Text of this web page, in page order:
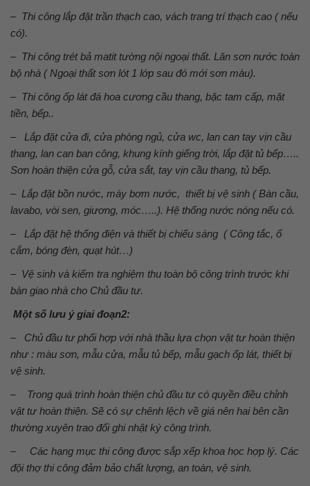
– Thi công lắp đặt trần thạch cao, vách trang trí thạch cao ( nếu
có).
– Thi công trét bả matit tường nội ngoại thất. Lăn sơn nước toàn
bộ nhà ( Ngoại thất sơn lót 1 lớp sau đó mới sơn màu).
– Thi công ốp lát đá hoa cương cầu thang, bặc tam cấp, mặt
tiền, bếp..
– Lắp đặt cửa đi, cửa phòng ngủ, cửa wc, lan can tay vịn cầu
thang, lan can ban công, khung kính giếng trời, lắp đặt tủ bếp…..
Sơn hoàn thiện cửa gỗ, cửa sắt, tay vịn cầu thang, tủ bếp.
– Lắp đặt bồn nước, máy bơm nước, thiết bị vệ sinh ( Bàn cầu,
lavabo, vòi sen, giương, móc…..). Hệ thống nước nóng nếu có.
– Lắp đặt hệ thống điện và thiết bị chiếu sáng ( Công tắc, ổ
cắm, bóng đèn, quạt hút…)
– Vệ sinh và kiểm tra nghiệm thu toàn bộ công trình trước khi
bàn giao nhà cho Chủ đầu tư.
Một số lưu ý giai đoạn2:
– Chủ đầu tư phối hợp với nhà thầu lựa chọn vật tư hoàn thiện
như : màu sơn, mẫu cửa, mẫu tủ bếp, mẫu gạch ốp lát, thiết bị
vệ sinh.
– Trong quá trình hoàn thiện chủ đầu tư có quyền điều chỉnh
vật tư hoàn thiện. Sẽ có sự chênh lệch về giá nên hai bên cần
thường xuyên trao đổi ghi nhật ký công trình.
– Các hạng mục thi công được sắp xếp khoa học hợp lý. Các
đội thợ thi công đảm bảo chất lượng, an toàn, vệ sinh.